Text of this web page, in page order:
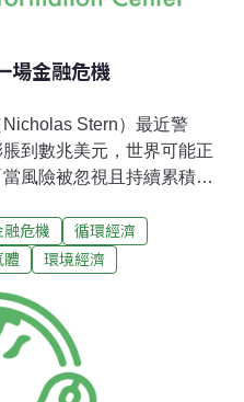
場金融危機
Stern）最近警
到數兆美元，世界可能正
風險被忽視且持續累積，
機構都沒有注意到。所謂
源於高估化石燃料公司所
際減碳目標以避免暖化趨
麼至少有2/3的燃料儲量得
為實際上無法取用而變得
場損失。然而，股市就是
融危機
循環經濟
體 環境經濟